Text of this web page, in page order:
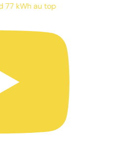
77 kWh au top